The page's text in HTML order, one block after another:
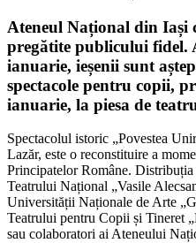
Ateneul Național din Iași
pregătite publicului fidel.
ianuarie, ieșenii sunt
spectacole pentru copii,
ianuarie, la piesa de
Spectacolul istoric „Povestea
Lazăr, este o reconstituire a
Principatelor Române.
Teatrului Național „Vasile
Universității Naționale de Arte
Teatrului pentru Copii și Tineret
sau colaboratori ai Ateneului